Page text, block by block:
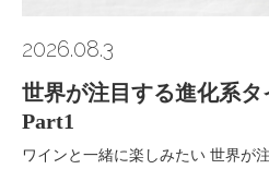
2026.08.3
世界が注目する進化系
Part1
ワインと一緒に楽しみたい 世界が